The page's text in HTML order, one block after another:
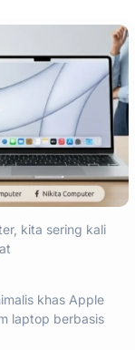
kita sering kali
khas Apple
laptop berbasis